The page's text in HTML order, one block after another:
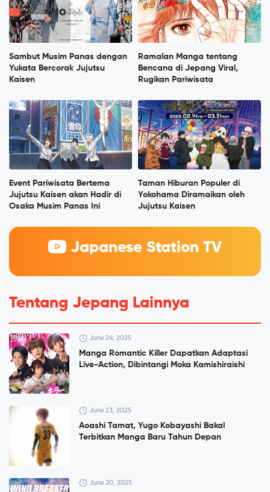
Sambut Musim Panas dengan
Yukata Bercorak Jujutsu
Kaisen
Ramalan Manga tentang
Bencana di Jepang Viral,
Rugikan Pariwisata
Event Pariwisata Bertema
Jujutsu Kaisen akan Hadir di
Osaka Musim Panas Ini
Taman Hiburan Populer di
Yokohama Diramaikan oleh
Jujutsu Kaisen
Japanese Station TV
Tentang Jepang Lainnya
June 24, 2025
Manga Romantic Killer Dapatkan Adaptasi
Live-Action, Dibintangi Moka Kamishiraishi
June 23, 2025
Aoashi Tamat, Yugo Kobayashi Bakal
Terbitkan Manga Baru Tahun Depan
June 20, 2025